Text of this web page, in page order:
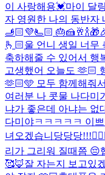
이 사랑해용💓마이 달
자 영원한 나의 동반자
🫸🏻💜🫷🏻
🫰🏻울 언니 생일 너무
축하해줄 수 있어서 행
고생했어 오늘도 🫶🏻
🫶🏻🩵 모두 함께해줘
여러분 나 콧물 나다미
냐가 좋은데 아냐는 없
다미야ㅋㅋㅋㅋㅋ 이
녀오겠습니당당당
리가 그리워 질때쯤 😔
🥰🦊잘 자는지 보고있